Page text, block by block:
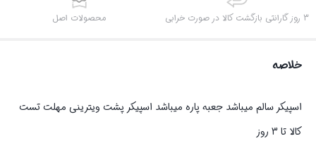
3 روز گارانتی بازگشت کالا در صورت خرابی محصولات اصل
خلاصه
اسپیکر سالم میباشد جعبه پاره میباشد اسپیکر پشت ویترینی مهلت تست
کالا تا 3 روز